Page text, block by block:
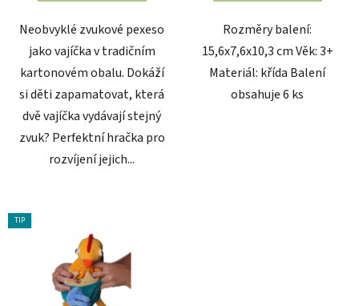
Neobvyklé zvukové pexeso
jako vajíčka v tradičním
kartonovém obalu. Dokáží
si děti zapamatovat, která
dvě vajíčka vydávají stejný
zvuk? Perfektní hračka pro
rozvíjení jejich...
Rozměry balení:
15,6x7,6x10,3 cm Věk: 3+
Materiál: křída Balení
obsahuje 6 ks
TIP